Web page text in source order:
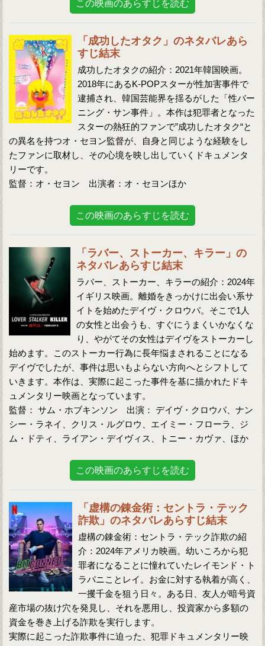
この映画のあらすじを読む
「成功したオタク」のネタバレあら
すじ結末
成功したオタクの紹介：2021年韓国映画。
2018年にあるK-POPスターが性加害事件で
逮捕され、韓国芸能界を揺るがした「性バー
ニング・サン事件」。本作は犯罪者となった
スターの熱狂的ファンで”成功したオタク“と
の異名を持つオ・セヨン監督が、自身と同じような経験をし
たファンに取材し、その心境を映し出していくドキュメンタ
リーです。
監督：オ・セヨン 出演者：オ・セヨンほか
この映画のあらすじを読む
「ラバー、ストーカー、キラー」の
ネタバレあらすじ結末
ラバー、ストーカー、キラーの紹介：2024年
イギリス映画。離婚をきっかけに出会い系サ
イトを始めたデイヴ・クロウパ。そこで1人
の女性と出会うも、すぐにうまくいかなくな
り、やがてその女性はデイヴをストーカーし
始めます。このストーカー行為に長年悩まされることになる
デイヴでしたが、事件は思いもよらない方向へとシフトして
いきます。本作は、実際に起こった事件を基に描かれたドキ
ュメンタリー映画となっています。
監督： サム・ホブキンソン 出演： デイヴ・クロウパ、ナン
シー・ラネイ、クリス・ルグロウ、エイミー・フローラ、ジ
ム・ドティ、ライアン・デイヴィス、トニー・カヴァ、ほか
この映画のあらすじを読む
「虚構の錬金術：セントラ・テック
詐欺」のネタバレあらすじ結末
虚構の錬金術：セントラ・テック詐欺の紹
介：2024年アメリカ映画。幼いころから犯
罪者になることに憧れていたレイモンド・ト
ラパニことレイ。お金に対する執着が高く、
一攫千金を狙う日々。ある日、友人が暗号資
産市場の抜け穴を発見し、それを悪用し、投資家から多額の
資金を巻き上げる詐欺を実行します。
実際に起こった詐欺事件に迫った、犯罪ドキュメンタリー映